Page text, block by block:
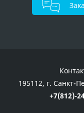
195112, г. Санкт-
+7(812)-